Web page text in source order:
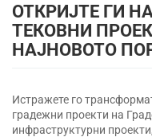
ОТКРИЈТЕ ГИ
ТЕКОВНИ
НАЈНОВОТО
Истражете го
градежни проекти на
инфраструктурни